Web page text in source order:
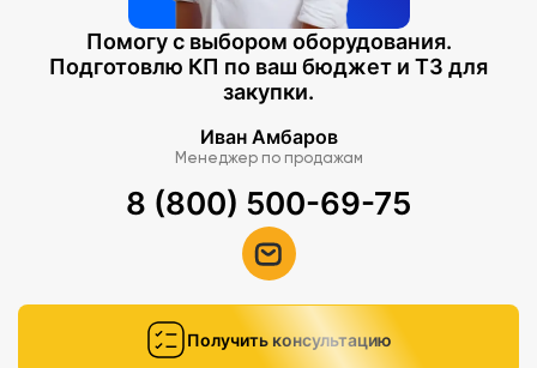
Помогу с выбором оборудования.
Подготовлю КП по ваш бюджет и ТЗ для
закупки.
Иван Амбаров
Менеджер по продажам
8 (800) 500-69-75
Получить консультацию